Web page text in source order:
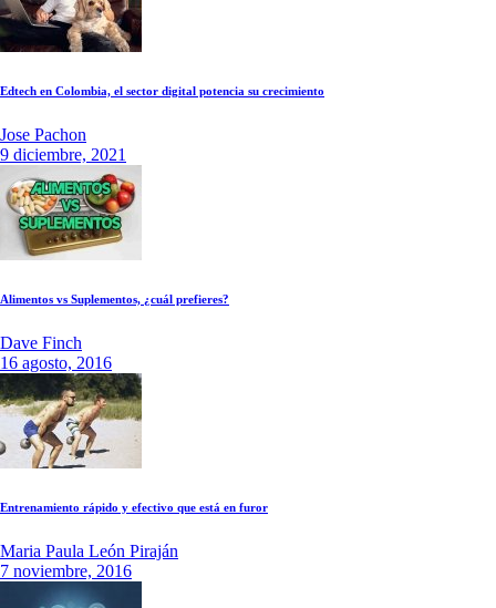
Edtech en Colombia, el sector digital potencia su crecimiento
Jose Pachon
9 diciembre, 2021
Alimentos vs Suplementos, ¿cuál prefieres?
Dave Finch
16 agosto, 2016
Entrenamiento rápido y efectivo que está en furor
Maria Paula León Piraján
7 noviembre, 2016